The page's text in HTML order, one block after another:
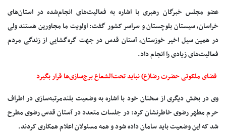
عضو مجلس خبرگان رهبری با اشاره به فعالیت‌های انجام‌شده در استان‌های
خراسان، سیستان بلوچستان و سراسر کشور گفت: اولویت ما مجاورین هستند ولی
در همین سیل اخیر خوزستان، آستان قدس در جهت گره‌گشایی از زندگی مردم
فعالیت‌های زیادی را انجام داد.
فضای ملکوتی حضرت رضا(ع) نباید تحت‌الشعاع برج‌سازی‌ها قرار بگیرد
وی در بخش دیگری از سخنان خود با اشاره به وضعیت بلندمرتبه‌سازی در اطراف
حرم مطهر رضوی خاطرنشان کرد: در جلسات متعدد در آستان قدس رضوی مطرح
شد که این وضعیت باید سامان داده شود و همه مسئولان اعلام همکاری کردند.